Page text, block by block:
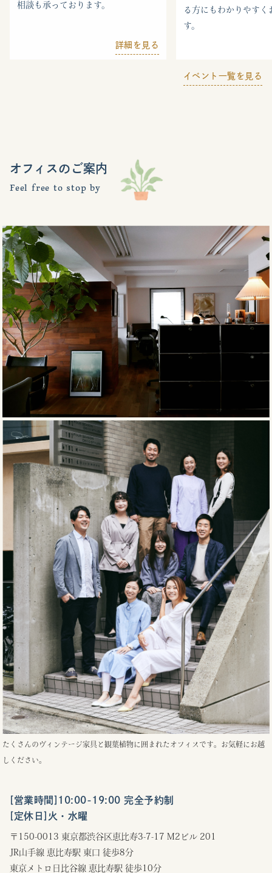
相談も承っております。
詳細を見る
る方にもわかりやすく
す。
イベント一覧を見る
オフィスのご案内
Feel free to stop by
たくさんのヴィンテージ家具と観葉植物に囲まれたオフィスです。お気軽にお越
しください。
[営業時間]10:00-19:00 完全予約制
[定休日]火・水曜
〒150-0013 東京都渋谷区恵比寿3-7-17 M2ビル 201
JR山手線 恵比寿駅 東口 徒歩8分
東京メトロ日比谷線 恵比寿駅 徒歩10分